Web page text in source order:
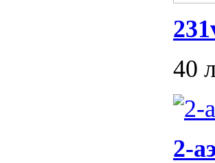
40
2-